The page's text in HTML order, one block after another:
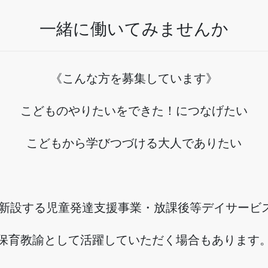
一緒に働いてみませんか
《こんな方を募集しています》
こどものやりたいをできた！につなげたい
こどもから学びつづける大人でありたい
設する児童発達支援事業・放課後等デイサービ
育教諭として活躍していただく場合もあります。